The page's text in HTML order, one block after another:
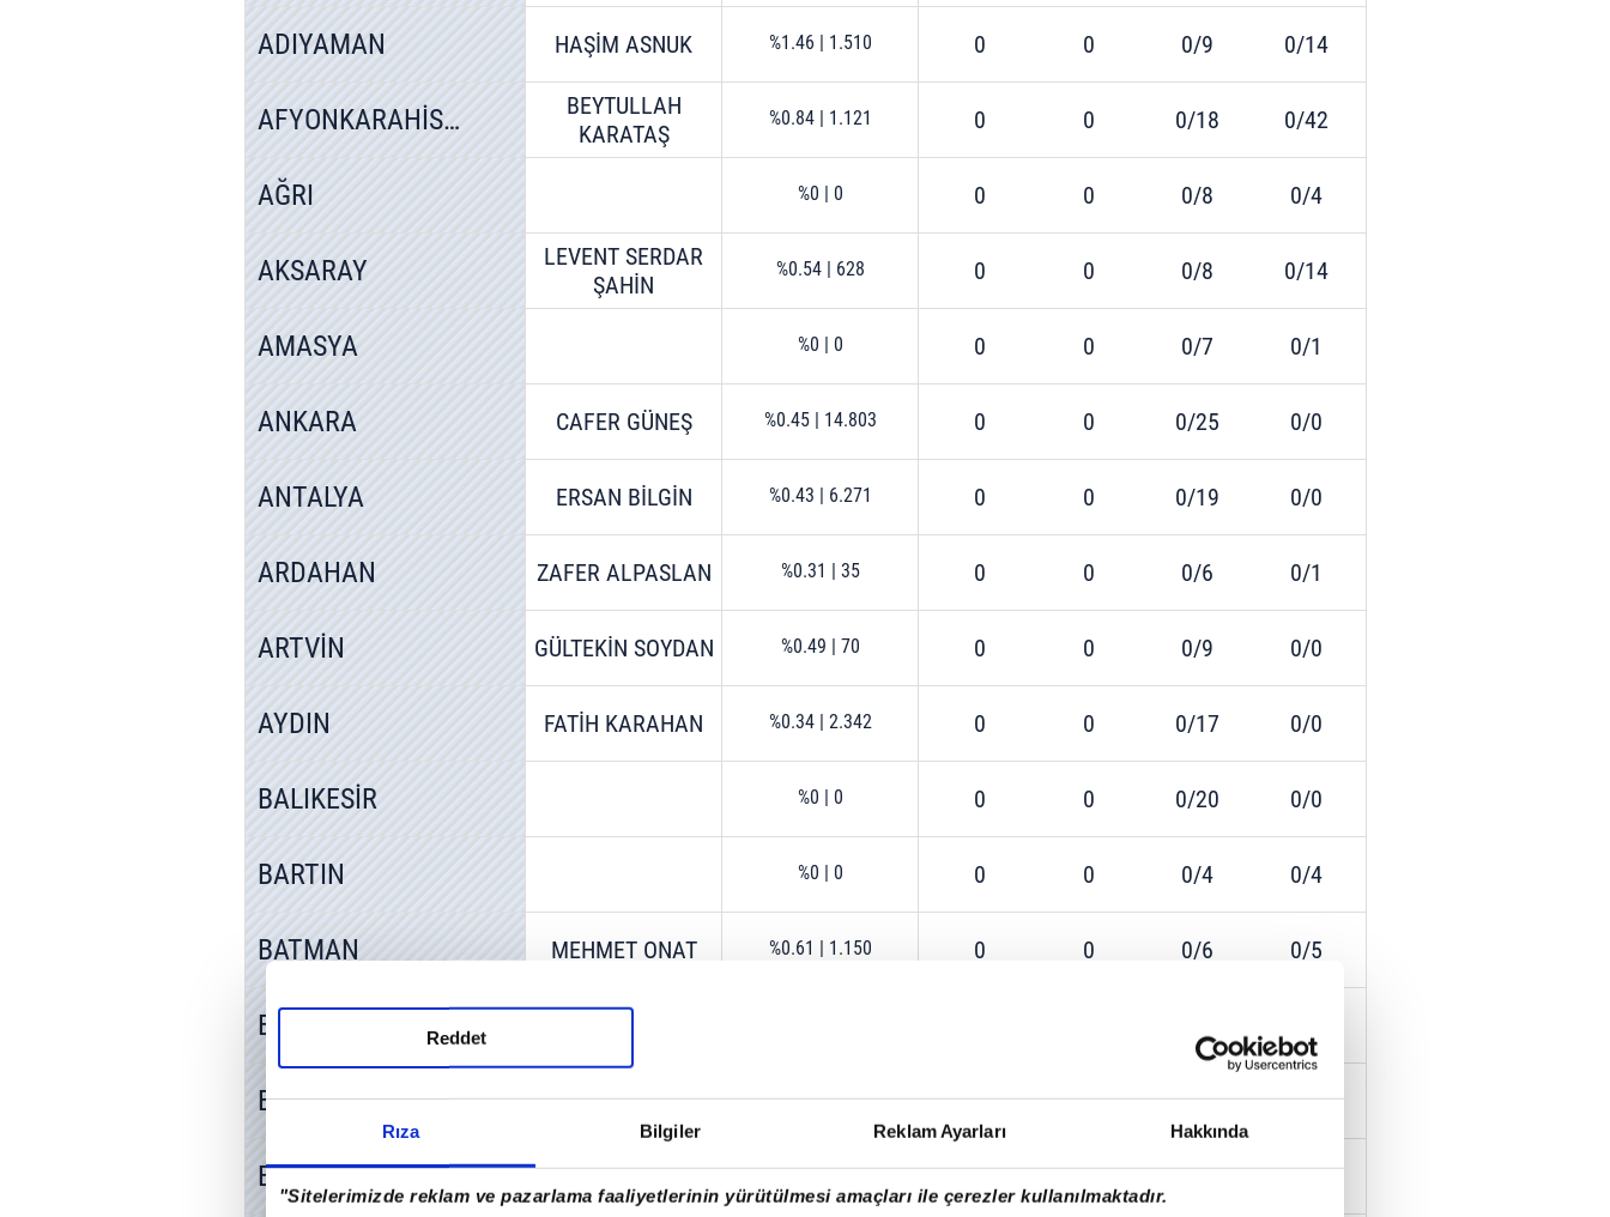
Rıza Bilgiler Reklam Ayarları Hakkında
"Sitelerimizde reklam ve pazarlama faaliyetlerinin yürütülmesi amaçları ile çerezler kullanılmaktadır.
Reddet
ADIYAMAN HAŞİM ASNUK %1.46 1.510 0 0 0/9 0/14
AFYONKARAHİSAR
BEYTULLAH
KARATAŞ
%0.84 1.121 0 0 0/18 0/42
AĞRI %0 0 0 0 0/8 0/4
AKSARAY
LEVENT SERDAR
ŞAHİN
%0.54 628 0 0 0/8 0/14
AMASYA %0 0 0 0 0/7 0/1
ANKARA CAFER GÜNEŞ %0.45 14.803 0 0 0/25 0/0
ANTALYA ERSAN BİLGİN %0.43 6.271 0 0 0/19 0/0
ARDAHAN ZAFER ALPASLAN %0.31 35 0 0 0/6 0/1
ARTVİN GÜLTEKİN SOYDAN %0.49 70 0 0 0/9 0/0
AYDIN FATİH KARAHAN %0.34 2.342 0 0 0/17 0/0
BALIKESİR %0 0 0 0 0/20 0/0
BARTIN %0 0 0 0 0/4 0/4
BATMAN MEHMET ONAT %0.61 1.150 0 0 0/6 0/5
BAYBURT
BİLECİK ETHEM ERSÖZ %0.53 | 190 0 0 0/8 0/3
BİNGÖL MEHMET ESER %1.20 | 554 0 0 0/8 0/3